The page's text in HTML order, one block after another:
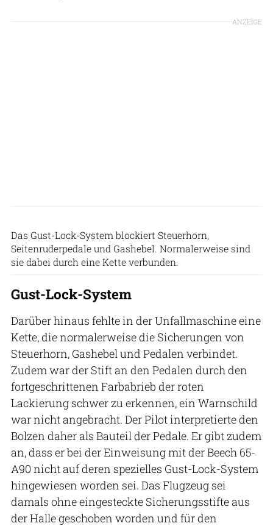
ANZEIGE
Das Gust-Lock-System blockiert Steuerhorn,
Seitenruderpedale und Gashebel. Normalerweise sind
sie dabei durch eine Kette verbunden.
Gust-Lock-System
Darüber hinaus fehlte in der Unfallmaschine eine
Kette, die normalerweise die Sicherungen von
Steuerhorn, Gashebel und Pedalen verbindet.
Zudem war der Stift an den Pedalen durch den
fortgeschrittenen Farbabrieb der roten
Lackierung schwer zu erkennen, ein Warnschild
war nicht angebracht. Der Pilot interpretierte den
Bolzen daher als Bauteil der Pedale. Er gibt zudem
an, dass er bei der Einweisung mit der Beech 65-
A90 nicht auf deren spezielles Gust-Lock-System
hingewiesen worden sei. Das Flugzeug sei
damals ohne eingesteckte Sicherungsstifte aus
der Halle geschoben worden und für den